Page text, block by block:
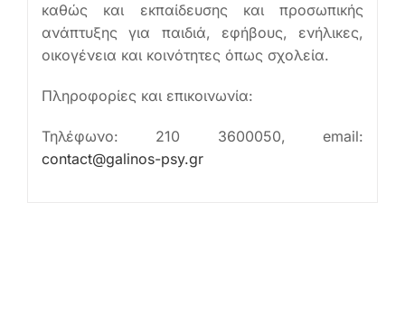
καθώς και εκπαίδευσης και προσωπικής
ανάπτυξης για παιδιά, εφήβους, ενήλικες,
οικογένεια και κοινότητες όπως σχολεία.
Πληροφορίες και επικοινωνία:
Τηλέφωνο: 210 3600050, email:
contact@galinos-psy.gr